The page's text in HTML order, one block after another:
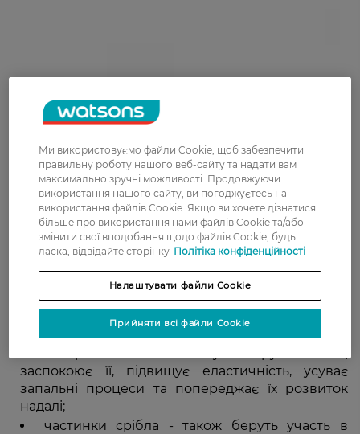
екстракт кактуса опунція - живить шкіру,
збагачуючи вітамінами, робить її більш
здоровою і привабливою;
гіалуронова кислота - сприяє утриманню
вологи в клітинах шкіри, робить її більш
пружною та еластичною, сповільнює процеси
старіння;
екстракт бамбука - інтенсивно зволожує та
освіжає шкірні покриви, повертаючи їм
здоровий, сяючий вигляд і красивий
природний колір;
заспокоює її, підвищує еластичність, усуває
запальні процеси та попереджає їх розвиток
надалі;
частинки срібла - також беруть участь в
Ми використовуємо файли Cookie, щоб забезпечити
правильну роботу нашого веб-сайту та надати вам
максимально зручні можливості. Продовжуючи
використання нашого сайту, ви погоджуєтесь на
використання файлів Cookie. Якщо ви хочете дізнатися
більше про використання нами файлів Cookie та/або
змінити свої вподобання щодо файлів Cookie, будь
ласка, відвідайте сторінку Політіка конфіденційності
Налаштувати файли Cookie
Прийняти всі файли Cookie